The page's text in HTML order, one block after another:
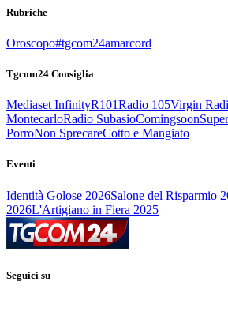
Rubriche
Oroscopo#tgcom24amarcord
Tgcom24 Consiglia
Mediaset InfinityR101Radio 105Virgin
MontecarloRadio SubasioComingsoon
PorroNon SprecareCotto e Mangiato
Eventi
Identità Golose 2026Salone del Risparmio
2026L'Artigiano in Fiera 2025
Seguici su